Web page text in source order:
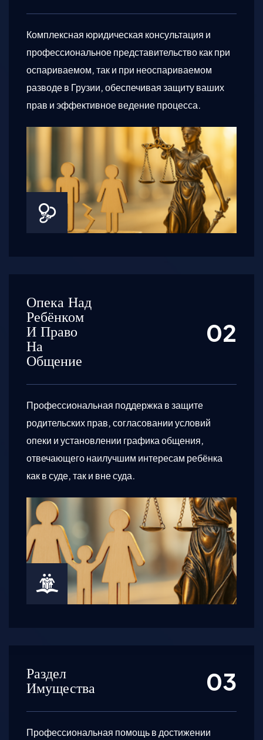
Комплексная юридическая консультация и
профессиональное представительство как при
оспариваемом, так и при неоспариваемом
разводе в Грузии, обеспечивая защиту ваших
прав и эффективное ведение процесса.
Опека Над
Ребёнком
И Право
На
Общение
Профессиональная поддержка в защите
родительских прав, согласовании условий
опеки и установлении графика общения,
отвечающего наилучшим интересам ребёнка
как в суде, так и вне суда.
Раздел
Имущества
Профессиональная помощь в достижении